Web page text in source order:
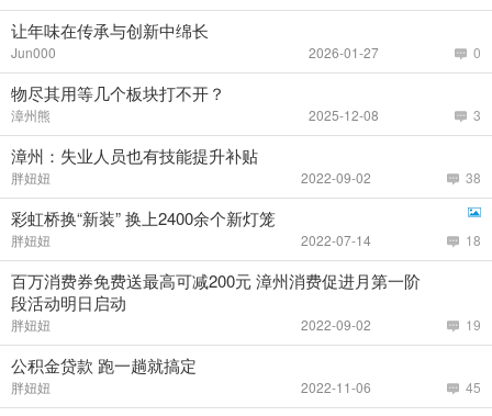
让年味在传承与创新中绵长
Jun000 0
2026-01-27
物尽其用等几个板块打不开？
漳州熊 3
2025-12-08
漳州：失业人员也有技能提升补贴
胖妞妞 38
2022-09-02
彩虹桥换“新装” 换上2400余个新灯笼
胖妞妞 18
2022-07-14
百万消费券免费送最高可减200元 漳州消费促进月第一阶
段活动明日启动
胖妞妞 19
2022-09-02
公积金贷款 跑一趟就搞定
胖妞妞 45
2022-11-06